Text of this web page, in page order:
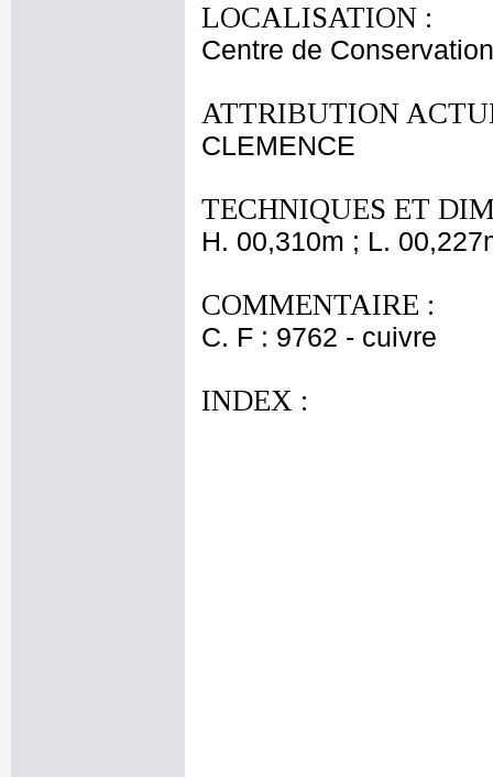
LOCALISATION :
Centre de
ATTRIBUTION
CLEMENCE
TECHNIQUES ET
H. 00,310m ; L.
COMMENTAIRE :
C. F : 9762 - cuivre
INDEX :